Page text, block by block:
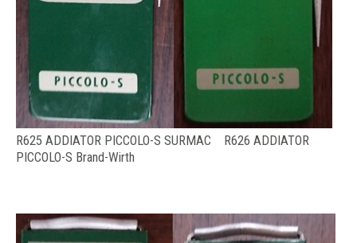
R625 ADDIATOR PICCOLO-S SURMAC R626 ADDIATOR
PICCOLO-S Brand-Wirth